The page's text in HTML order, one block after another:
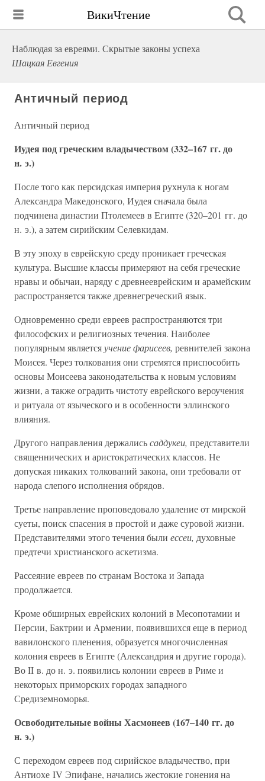
ВикиЧтение
Наблюдая за евреями. Скрытые законы успеха
Шацкая Евгения
Античный период
Античный период
Иудея под греческим владычеством (332–167 гг. до
н. э.)
После того как персидская империя рухнула к ногам
Александра Македонского, Иудея сначала была
подчинена династии Птолемеев в Египте (320–201 гг. до
н. э.), а затем сирийским Селевкидам.
В эту эпоху в еврейскую среду проникает греческая
культура. Высшие классы примеряют на себя греческие
нравы и обычаи, наряду с древнееврейским и арамейским
распространяется также древнегреческий язык.
Одновременно среди евреев распространяются три
философских и религиозных течения. Наиболее
популярным являетсяучение фарисеев, ревнителей закона
Моисея. Через толкования они стремятся приспособить
основы Моисеева законодательства к новым условиям
жизни, а также оградить чистоту еврейского вероучения
и ритуала от языческого и в особенности эллинского
влияния.
Другого направления держалисьсаддукеи, представители
священнических и аристократических классов. Не
допуская никаких толкований закона, они требовали от
народа слепого исполнения обрядов.
Третье направление проповедовало удаление от мирской
суеты, поиск спасения в простой и даже суровой жизни.
Представителями этого течения были ессеи, духовные
предтечи христианского аскетизма.
Рассеяние евреев по странам Востока и Запада
продолжается.
Кроме обширных еврейских колоний в Месопотамии и
Персии, Бактрии и Армении, появившихся еще в период
вавилонского пленения, образуется многочисленная
колония евреев в Египте (Александрия и другие города).
Во II в. до н. э. появились колонии евреев в Риме и
некоторых приморских городах западного
Средиземноморья.
Освободительные войны Хасмонеев (167–140 гг. до
н. э.)
С переходом евреев под сирийское владычество, при
Антиохе IV Эпифане, начались жестокие гонения на